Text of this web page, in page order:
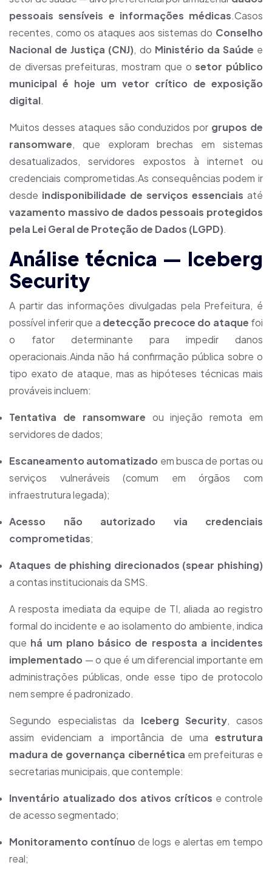
pessoais sensíveis e informações médicas.Casos
recentes, como os ataques aos sistemas do Conselho
Nacional de Justiça (CNJ), do Ministério da Saúde e
de diversas prefeituras, mostram que osetor público
municipal é hoje um vetor crítico de exposição
digital.
Muitos desses ataques são conduzidos por grupos de
ransomware, que exploram brechas em sistemas
desatualizados, servidores expostos à internet ou
credenciais comprometidas.As consequências podem ir
desde indisponibilidade de serviços essenciais até
vazamento massivo de dados pessoais protegidos
pela Lei Geral de Proteção de Dados (LGPD).
Análise técnica — Iceberg
Security
A partir das informações divulgadas pela Prefeitura, é
possível inferir que a detecção precoce do ataque foi
o fator determinante para impedir danos
operacionais.Ainda não há confirmação pública sobre o
tipo exato de ataque, mas as hipóteses técnicas mais
prováveis incluem:
Tentativa de ransomware ou injeção remota em
servidores de dados;
Escaneamento automatizado em busca de portas ou
serviços vulneráveis (comum em órgãos com
infraestrutura legada);
Acesso não autorizado via credenciais
comprometidas;
Ataques de phishing direcionados (spear phishing)
a contas institucionais da SMS.
A resposta imediata da equipe de TI, aliada ao registro
formal do incidente e ao isolamento do ambiente, indica
que há um plano básico de resposta a incidentes
implementado — o que é um diferencial importante em
administrações públicas, onde esse tipo de protocolo
nem sempre é padronizado.
Segundo especialistas da Iceberg Security, casos
assim evidenciam a importância de uma estrutura
madura de governança cibernética em prefeituras e
secretarias municipais, que contemple:
Inventário atualizado dos ativos críticos e controle
de acesso segmentado;
Monitoramento contínuo de logs e alertas em tempo
real;